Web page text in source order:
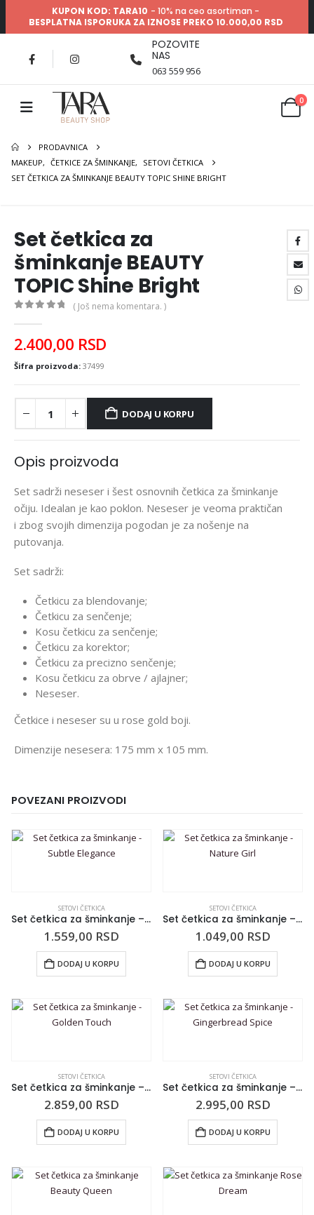
KUPON KOD: TARA10 - 10% na ceo asortiman -
BESPLATNA ISPORUKA ZA IZNOSE PREKO 10.000,00 RSD
POZOVITE
NAS
063 559 956
0
PRODAVNICA
MAKEUP, ČETKICE ZA ŠMINKANJE,
SETOVI ČETKICA
SET ČETKICA ZA ŠMINKANJE BEAUTY TOPIC SHINE BRIGHT
Set četkica za
šminkanje BEAUTY
TOPIC Shine Bright
( Još nema komentara. )
2.400,00 RSD
Šifra proizvoda: 37499
DODAJ U KORPU
Opis proizvoda
Set sadrži neseser i šest osnovnih četkica za šminkanje
očiju. Idealan je kao poklon. Neseser je veoma praktičan
i zbog svojih dimenzija pogodan je za nošenje na
putovanja.
Set sadrži:
Četkicu za blendovanje;
Četkicu za senčenje;
Kosu četkicu za senčenje;
Četkicu za korektor;
Četkicu za precizno senčenje;
Kosu četkicu za obrve / ajlajner;
Neseser.
Četkice i neseser su u rose gold boji.
Dimenzije nesesera: 175 mm x 105 mm.
POVEZANI PROIZVODI
SETOVI ČETKICA
Set četkica za šminkanje – Subtle Elegance
1.559,00 RSD
DODAJ U KORPU
SETOVI ČETKICA
Set četkica za šminkanje – Nature Girl
1.049,00 RSD
DODAJ U KORPU
SETOVI ČETKICA
Set četkica za šminkanje – Golden Touch
2.859,00 RSD
DODAJ U KORPU
SETOVI ČETKICA
Set četkica za šminkanje – Gingerbread Spice
2.995,00 RSD
DODAJ U KORPU